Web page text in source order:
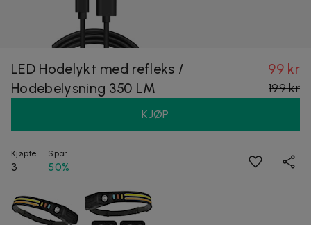
LED Hodelykt med refleks /
Hodebelysning 350 LM
99 kr
199 kr
KJØP
Kjøpte
3
Spar
50%